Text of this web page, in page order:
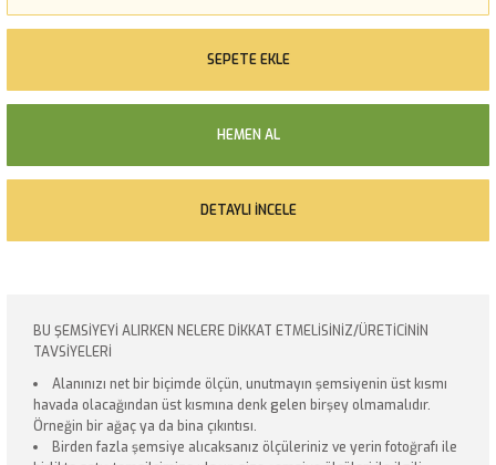
SEPETE EKLE
HEMEN AL
DETAYLI İNCELE
BU ŞEMSİYEYİ ALIRKEN NELERE DİKKAT ETMELİSİNİZ/ÜRETİCİNİN
TAVSİYELERİ
Alanınızı net bir biçimde ölçün, unutmayın şemsiyenin üst kısmı
havada olacağından üst kısmına denk gelen birşey olmamalıdır.
Örneğin bir ağaç ya da bina çıkıntısı.
Birden fazla şemsiye alıcaksanız ölçüleriniz ve yerin fotoğrafı ile